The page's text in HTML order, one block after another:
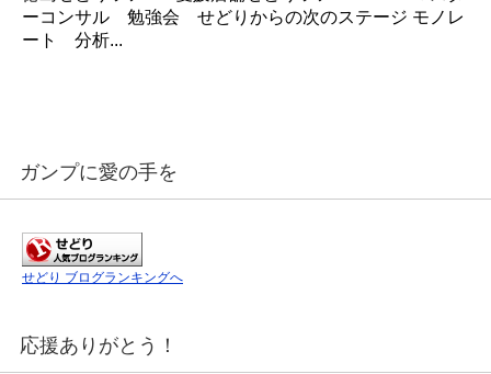
ーコンサル 勉強会 せどりからの次のステージ モノレ
ート 分析...
ガンプに愛の手を
せどり ブログランキングへ
応援ありがとう！